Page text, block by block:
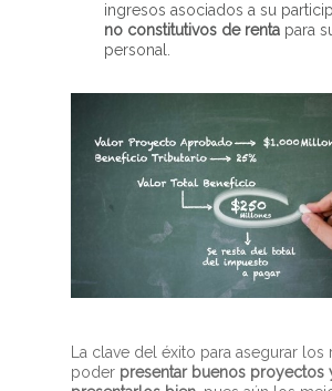
ingresos asociados a su
no constitutivos de renta para
personal.
La clave del éxito para asegurar los
poder presentar buenos proyectos